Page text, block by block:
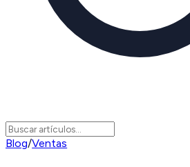
Blog/Ventas